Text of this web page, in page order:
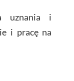
uznania i
i pracę na